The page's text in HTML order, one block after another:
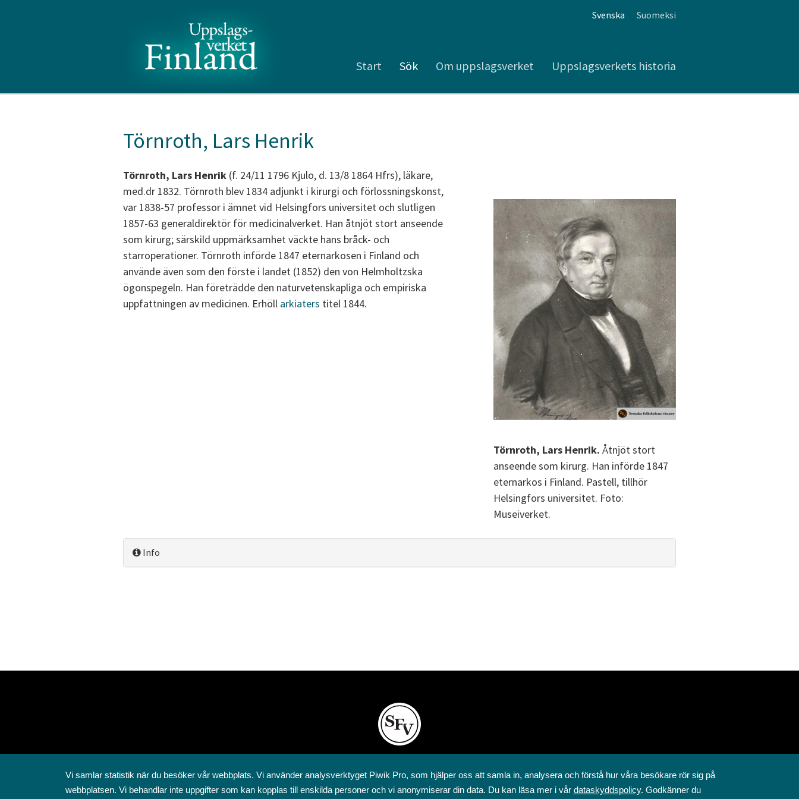
Svenska Suomeksi
Start Sök Om uppslagsverket Uppslagsverkets historia
Törnroth, Lars Henrik
Törnroth, Lars Henrik (f. 24/11 1796 Kjulo, d. 13/8 1864 Hfrs), läkare,
med.dr 1832. Törnroth blev 1834 adjunkt i kirurgi och förlossningskonst,
var 1838-57 professor i ämnet vid Helsingfors universitet och slutligen
1857-63 generaldirektör för medicinalverket. Han åtnjöt stort anseende
som kirurg; särskild uppmärksamhet väckte hans bråck- och
starroperationer. Törnroth införde 1847 eternarkosen i Finland och
använde även som den förste i landet (1852) den von Helmholtzska
ögonspegeln. Han företrädde den naturvetenskapliga och empiriska
uppfattningen av medicinen. Erhöll arkiaters titel 1844.
Törnroth, Lars Henrik. Åtnjöt stort
anseende som kirurg. Han införde 1847
eternarkos i Finland. Pastell, tillhör
Helsingfors universitet. Foto:
Museiverket.
Info
Annegatan 12
00120 Helsingfors
Vi samlar statistik när du besöker vår webbplats. Vi använder analysverktyget Piwik Pro, som hjälper oss att samla in, analysera och förstå hur våra besökare rör sig på
webbplatsen. Vi behandlar inte uppgifter som kan kopplas till enskilda personer och vi anonymiserar din data. Du kan läsa mer i vår dataskyddspolicy. Godkänner du